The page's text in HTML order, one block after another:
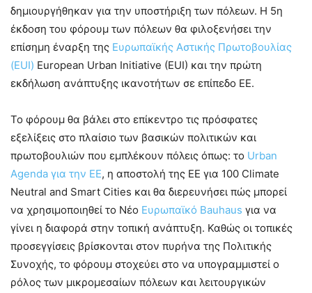
δημιουργήθηκαν για την υποστήριξη των πόλεων. Η 5η
έκδοση του φόρουμ των πόλεων θα φιλοξενήσει την
επίσημη έναρξη της Ευρωπαϊκής Αστικής Πρωτοβουλίας
(EUI) European Urban Initiative (EUI) και την πρώτη
εκδήλωση ανάπτυξης ικανοτήτων σε επίπεδο ΕΕ.
Το φόρουμ θα βάλει στο επίκεντρο τις πρόσφατες
εξελίξεις στο πλαίσιο των βασικών πολιτικών και
πρωτοβουλιών που εμπλέκουν πόλεις όπως: το Urban
Agenda για την ΕΕ, η αποστολή της ΕΕ για 100 Climate
Neutral and Smart Cities και θα διερευνήσει πώς μπορεί
να χρησιμοποιηθεί το Νέο Ευρωπαϊκό Bauhaus για να
γίνει η διαφορά στην τοπική ανάπτυξη. Καθώς οι τοπικές
προσεγγίσεις βρίσκονται στον πυρήνα της Πολιτικής
Συνοχής, το φόρουμ στοχεύει στο να υπογραμμιστεί ο
ρόλος των μικρομεσαίων πόλεων και λειτουργικών